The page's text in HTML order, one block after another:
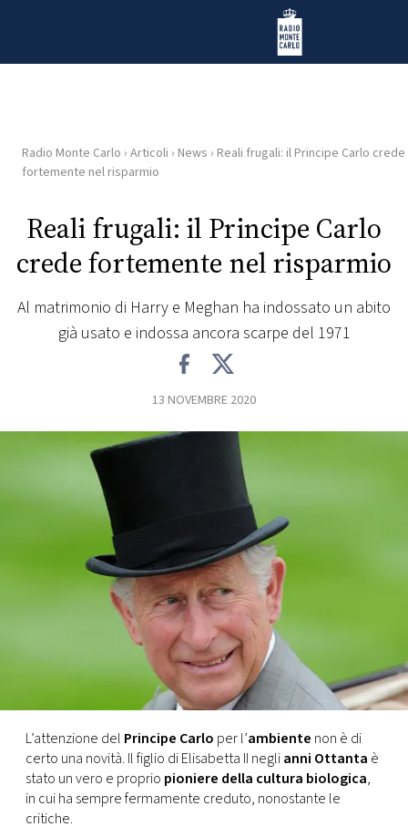
Radio Monte Carlo
HOME
RADIO
WEB
PLAYLIST
FOTO
CONCORSI
EVENTI
TV
PRINCIPATO
DI
MONACO
RMC
CONSIGLIA
Radio Monte Carlo › Articoli › News › Reali frugali: il Principe Carlo crede
fortemente nel risparmio
Reali frugali: il Principe Carlo
crede fortemente nel risparmio
Al matrimonio di Harry e Meghan ha indossato un abito
già usato e indossa ancora scarpe del 1971
13 NOVEMBRE 2020
L’attenzione del Principe Carlo per l’ambiente non è di
certo una novità. Il figlio di Elisabetta II neglianni Ottanta è
stato un vero e proprio pioniere della cultura biologica,
in cui ha sempre fermamente creduto, nonostante le
critiche.